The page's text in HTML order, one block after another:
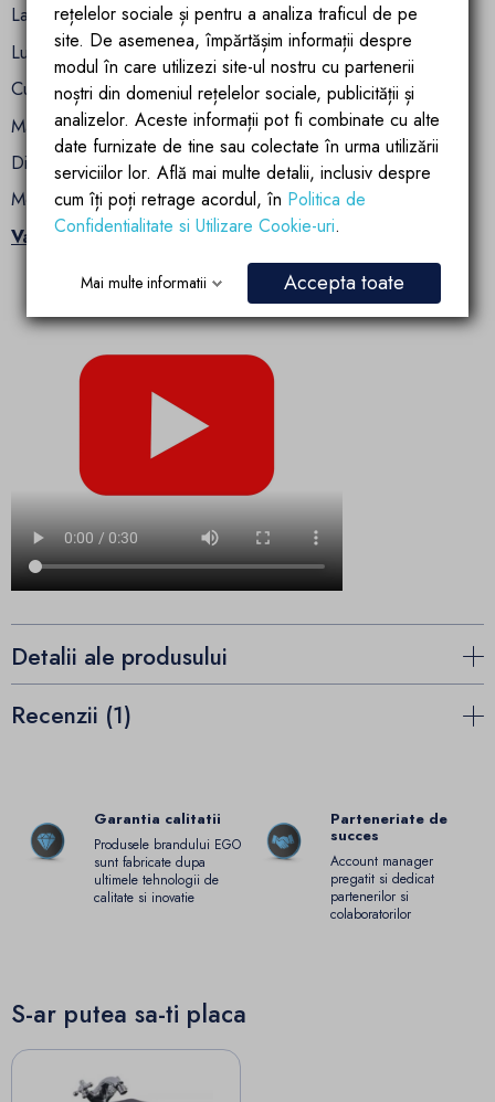
Latime 37 cm
Lungime: 49 cm
Culoare : Negru Mat
Material: ceramica sanitara
Distanta montare: 18 cm
Montaj: Suspendat
Vasul wc ben culoare negru Mat:
Detalii ale produsului
Recenzii (1)
Garantia calitatii
Produsele brandului EGO
sunt fabricate dupa
ultimele tehnologii de
calitate si inovatie
Parteneriate de
succes
Account manager
pregatit si dedicat
partenerilor si
colaboratorilor
S-ar putea sa-ti placa
rețelelor sociale și pentru a analiza traficul de pe
site. De asemenea, împărtășim informații despre
modul în care utilizezi site-ul nostru cu partenerii
noștri din domeniul rețelelor sociale, publicității și
analizelor. Aceste informații pot fi combinate cu alte
date furnizate de tine sau colectate în urma utilizării
serviciilor lor. Află mai multe detalii, inclusiv despre
cum îți poți retrage acordul, în Politica de
Confidentialitate si Utilizare Cookie-uri.
Mai multe informatii Accepta toate